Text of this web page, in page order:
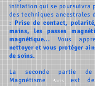
initiation qui se poursuivra
des techniques ancestrales
: Prise de contact,
mains, les passes
magnétique... Vous
nettoyer et vous protéger
de soins.
La seconde partie
Magnétisme
Paris est